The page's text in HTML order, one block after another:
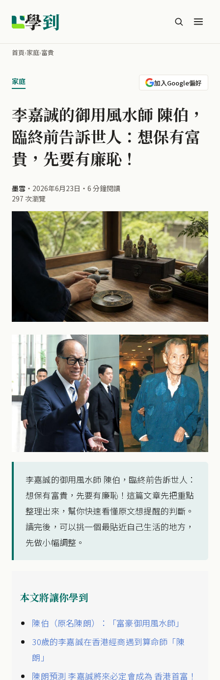
學到
首頁›家庭›富貴
家庭 加入Google偏好
李嘉誠的御用風水師 陳伯，
臨終前告訴世人：想保有富
貴，先要有廉恥！
墨雪 ・ 2026年6月23日 ・ 6 分鐘閱讀
297 次瀏覽
李嘉誠的御用風水師 陳伯，臨終前告訴世人：
想保有富貴，先要有廉恥！這篇文章先把重點
整理出來，幫你快速看懂原文想提醒的判斷。
讀完後，可以挑一個最貼近自己生活的地方，
先做小幅調整。
本文將讓你學到
陳伯（原名陳朗）：「富豪御用風水師」
30歲的李嘉誠在香港經商遇到算命師「陳
朗」
陳朗預測 李嘉誠將來必定會成為 香港首富！